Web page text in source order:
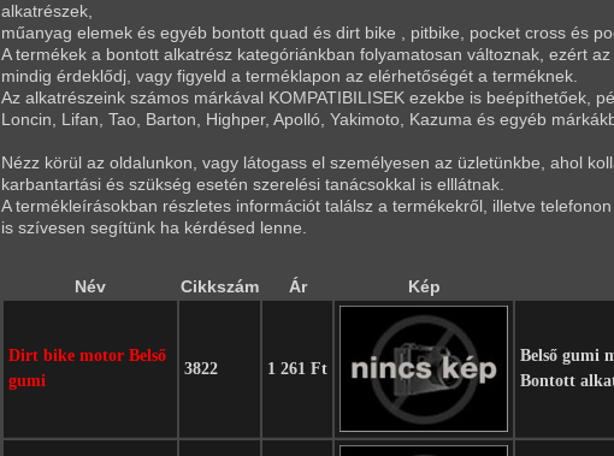
alkatrészek,
műanyag elemek és egyéb bontott quad és dirt bike , pitbike, pocket cross és
A termékek a bontott alkatrész kategóriánkban folyamatosan változnak, ezért
mindig érdeklődj, vagy figyeld a terméklapon az elérhetőségét a terméknek.
Az alkatrészeink számos márkával KOMPATIBILISEK ezekbe is beépíthetőek,
Loncin, Lifan, Tao, Barton, Highper, Apolló, Yakimoto, Kazuma és egyéb
Nézz körül az oldalunkon, vagy látogass el személyesen az üzletünkbe, ahol
karbantartási és szükség esetén szerelési tanácsokkal is elllátnak.
A termékleírásokban részletes információt találsz a termékekről, illetve
is szívesen segítünk ha kérdésed lenne.
Név Cikkszám Ár Kép
Dirt bike motor Belső
gumi
3822 1 261 Ft
Belső gumi
Bontott